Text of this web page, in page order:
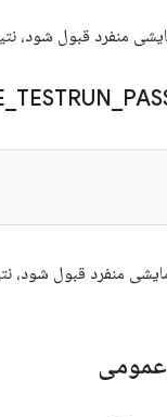
منفرد قبول شود،
TESTRUN
منفرد قبول